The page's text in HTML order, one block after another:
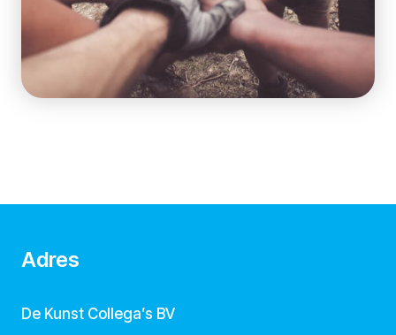
Adres
De Kunst Collega’s BV